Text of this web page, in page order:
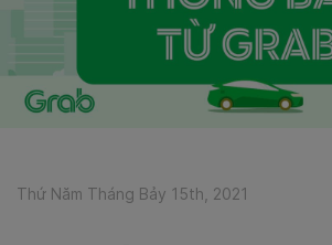
Thứ Năm Tháng Bảy 15th, 2021